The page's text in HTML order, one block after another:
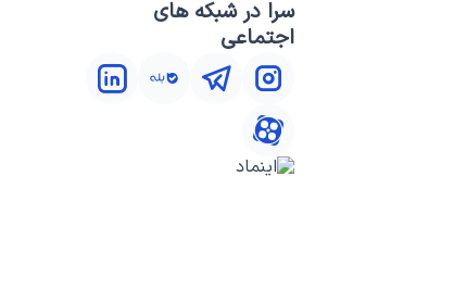
سرا در شبکه های
اجتماعی